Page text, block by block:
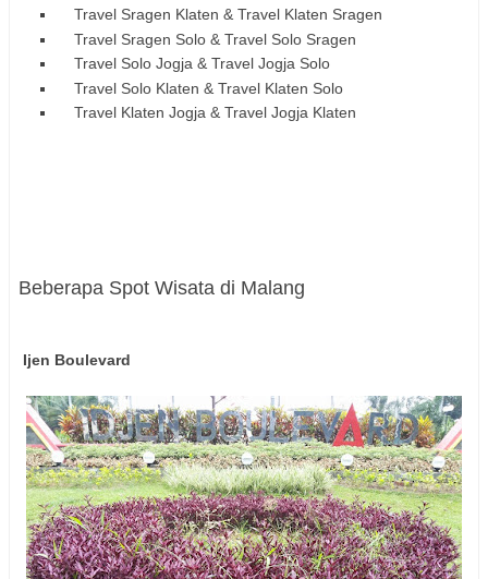
Travel Sragen Klaten & Travel Klaten Sragen
Travel Sragen Solo & Travel Solo Sragen
Travel Solo Jogja & Travel Jogja Solo
Travel Solo Klaten & Travel Klaten Solo
Travel Klaten Jogja & Travel Jogja Klaten
Beberapa Spot Wisata di Malang
Ijen Boulevard